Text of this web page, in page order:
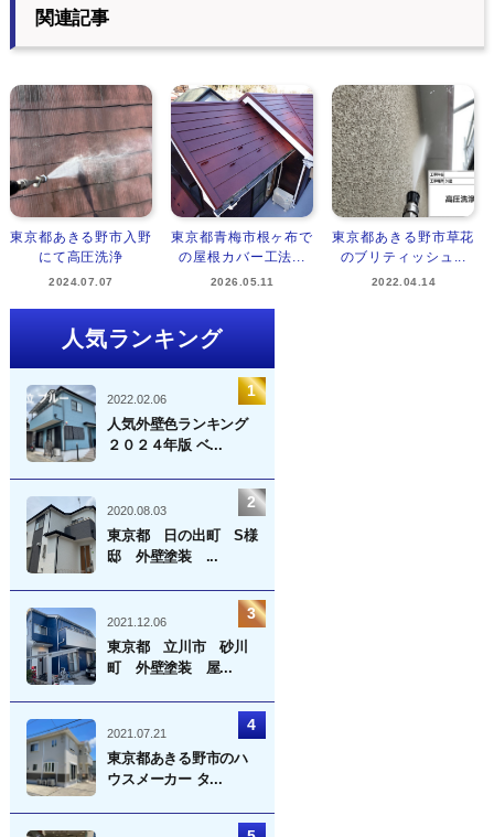
関連記事
東京都あきる野市入野
にて高圧洗浄
2024.07.07
東京都青梅市根ヶ布で
の屋根カバー工法...
2026.05.11
東京都あきる野市草花
のブリティッシュ...
2022.04.14
人気ランキング
2022.02.06
人気外壁色ランキング
２０２４年版 ベ...
2020.08.03
東京都 日の出町 S様
邸 外壁塗装 ...
2021.12.06
東京都 立川市 砂川
町 外壁塗装 屋...
2021.07.21
東京都あきる野市のハ
ウスメーカー タ...